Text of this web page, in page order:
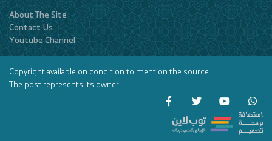
About The Site
Contact Us
Youtube Channel
Copyright available on condition to mention the source
The post represents its owner